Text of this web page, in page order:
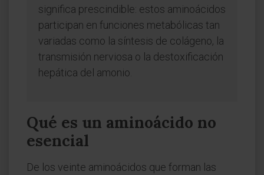
significa prescindible: estos aminoácidos
participan en funciones metabólicas tan
variadas como la síntesis de colágeno, la
transmisión nerviosa o la destoxificación
hepática del amonio.
Qué es un aminoácido no
esencial
De los veinte aminoácidos que forman las